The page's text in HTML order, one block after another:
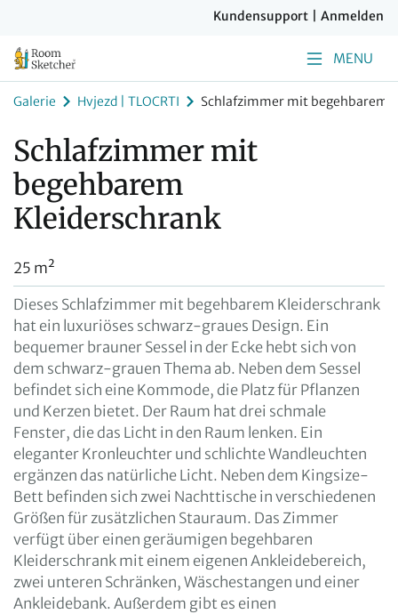
Kundensupport Anmelden
MENU
Galerie Hvjezd | TLOCRTI Schlafzimmer mit begehbarem
Schlafzimmer mit
begehbarem
Kleiderschrank
25 m²
Dieses Schlafzimmer mit begehbarem Kleiderschrank
hat ein luxuriöses schwarz-graues Design. Ein
bequemer brauner Sessel in der Ecke hebt sich von
dem schwarz-grauen Thema ab. Neben dem Sessel
befindet sich eine Kommode, die Platz für Pflanzen
und Kerzen bietet. Der Raum hat drei schmale
Fenster, die das Licht in den Raum lenken. Ein
eleganter Kronleuchter und schlichte Wandleuchten
ergänzen das natürliche Licht. Neben dem Kingsize-
Bett befinden sich zwei Nachttische in verschiedenen
Größen für zusätzlichen Stauraum. Das Zimmer
verfügt über einen geräumigen begehbaren
Kleiderschrank mit einem eigenen Ankleidebereich,
zwei unteren Schränken, Wäschestangen und einer
Ankleidebank. Außerdem gibt es einen